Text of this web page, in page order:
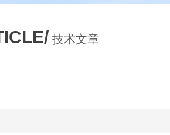
技术文章